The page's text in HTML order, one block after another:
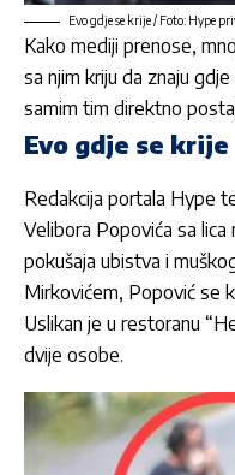
Evo gdje se krije / Foto: Hype
Kako mediji prenose,
sa njim kriju da znaju
samim tim direktno
Evo gdje se krije
Redakcija portala Hype
Velibora Popovića sa
pokušaja ubistva i
Mirkovićem, Popović se
Uslikan je u restoranu
dvije osobe.